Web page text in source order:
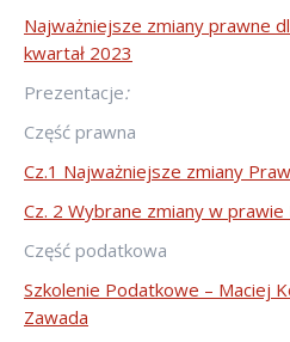
Najważniejsze zmiany prawne
kwartał 2023
Prezentacje:
Część prawna
Cz.1 Najważniejsze zmiany
Cz. 2 Wybrane zmiany w prawie
Część podatkowa
Szkolenie Podatkowe – Maciej
Zawada